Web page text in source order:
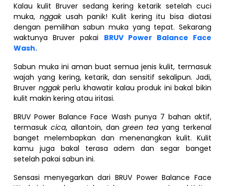
Kalau kulit Bruver sedang kering ketarik setelah cuci
muka,nggak usah panik! Kulit kering itu bisa diatasi
dengan pemilihan sabun muka yang tepat. Sekarang
waktunya Bruver pakai BRUV Power Balance Face
Wash.
Sabun muka ini aman buat semua jenis kulit, termasuk
wajah yang kering, ketarik, dan sensitif sekalipun. Jadi,
Bruver nggakperlu khawatir kalau produk ini bakal bikin
kulit makin kering atau iritasi.
BRUV Power Balance Face Wash punya 7 bahan aktif,
termasukcica, allantoin, dangreen tea yang terkenal
banget melembapkan dan menenangkan kulit. Kulit
kamu juga bakal terasa adem dan segar banget
setelah pakai sabun ini.
Sensasi menyegarkan dari BRUV Power Balance Face